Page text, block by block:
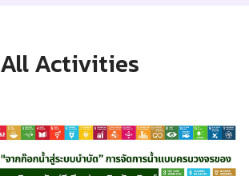
All Activities